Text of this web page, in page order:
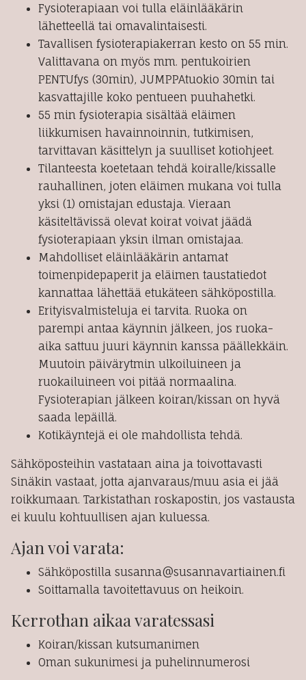
Fysioterapiaan voi tulla eläinlääkärin
lähetteellä tai omavalintaisesti.
Tavallisen fysioterapiakerran kesto on 55 min.
Valittavana on myös mm. pentukoirien
PENTUfys (30min), JUMPPAtuokio 30min tai
kasvattajille koko pentueen puuhahetki.
55 min fysioterapia sisältää eläimen
liikkumisen havainnoinnin, tutkimisen,
tarvittavan käsittelyn ja suulliset kotiohjeet.
Tilanteesta koetetaan tehdä koiralle/kissalle
rauhallinen, joten eläimen mukana voi tulla
yksi (1) omistajan edustaja. Vieraan
käsiteltävissä olevat koirat voivat jäädä
fysioterapiaan yksin ilman omistajaa.
Mahdolliset eläinlääkärin antamat
toimenpidepaperit ja eläimen taustatiedot
kannattaa lähettää etukäteen sähköpostilla.
Erityisvalmisteluja ei tarvita. Ruoka on
parempi antaa käynnin jälkeen, jos ruoka-
aika sattuu juuri käynnin kanssa päällekkäin.
Muutoin päivärytmin ulkoiluineen ja
ruokailuineen voi pitää normaalina.
Fysioterapian jälkeen koiran/kissan on hyvä
saada lepäillä.
Kotikäyntejä ei ole mahdollista tehdä.
Sähköposteihin vastataan aina ja toivottavasti
Sinäkin vastaat, jotta ajanvaraus/muu asia ei jää
roikkumaan. Tarkistathan roskapostin, jos vastausta
ei kuulu kohtuullisen ajan kuluessa.
Ajan voi varata:
Sähköpostilla susanna@susannavartiainen.fi
Soittamalla tavoitettavuus on heikoin.
Kerrothan aikaa varatessasi
Koiran/kissan kutsumanimen
Oman sukunimesi ja puhelinnumerosi